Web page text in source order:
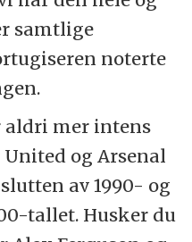
samtlige
noterte
aldri mer intens
og Arsenal
av 1990- og
tallet. Husker du